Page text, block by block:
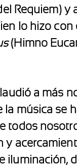
Requiem) y
lo hizo
(Himno
a más
la música se
todos
y
iluminación,